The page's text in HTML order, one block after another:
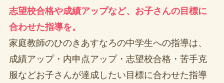
志望校合格や成績アップなど、お子さんの目標に
合わせた指導を。
家庭教師のひのきあすなろの中学生への指導は、
成績アップ・内申点アップ・志望校合格・苦手克
服などお子さんが達成したい目標に合わせた指導